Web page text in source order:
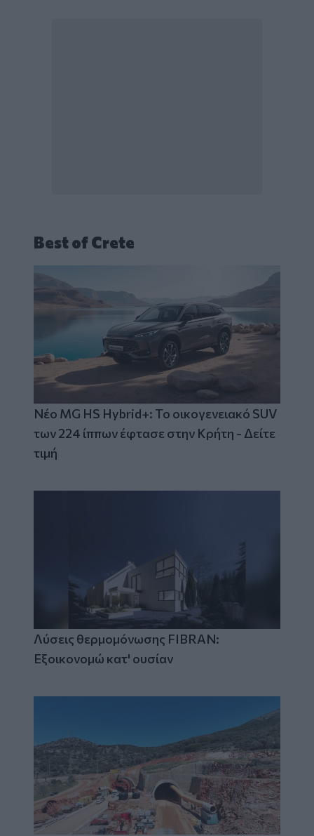
Best of Crete
Νέο MG HS Hybrid+: Το οικογενειακό SUV
των 224 ίππων έφτασε στην Κρήτη - Δείτε
τιμή
Λύσεις θερμομόνωσης FIBRAN:
Εξοικονομώ κατ' ουσίαν